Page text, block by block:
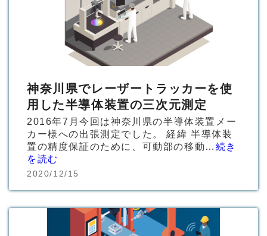
神奈川県でレーザートラッカーを使
用した半導体装置の三次元測定
2016年7月今回は神奈川県の半導体装置メー
カー様への出張測定でした。 経緯 半導体装
置の精度保証のために、可動部の移動… 続き
を読む
2020/12/15